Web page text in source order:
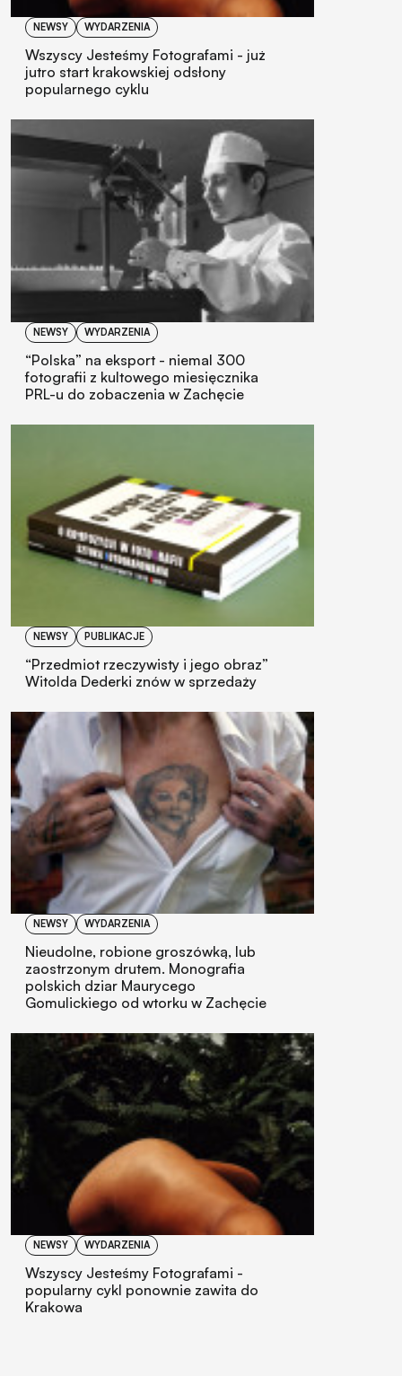
NEWSY WYDARZENIA
Wszyscy Jesteśmy Fotografami - już
jutro start krakowskiej odsłony
popularnego cyklu
NEWSY WYDARZENIA
“Polska” na eksport - niemal 300
fotografii z kultowego miesięcznika
PRL-u do zobaczenia w Zachęcie
NEWSY PUBLIKACJE
“Przedmiot rzeczywisty i jego obraz”
Witolda Dederki znów w sprzedaży
NEWSY WYDARZENIA
Nieudolne, robione groszówką, lub
zaostrzonym drutem. Monografia
polskich dziar Maurycego
Gomulickiego od wtorku w Zachęcie
NEWSY WYDARZENIA
Wszyscy Jesteśmy Fotografami -
popularny cykl ponownie zawita do
Krakowa